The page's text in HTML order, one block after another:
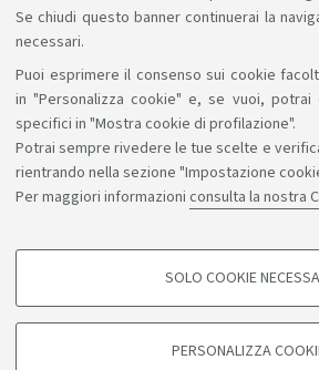
Se chiudi questo banner continuerai la
necessari.
Puoi esprimere il consenso sui cookie
in "Personalizza cookie" e, se vuoi, potrai
specifici in "Mostra cookie di profilazione".
Potrai sempre rivedere le tue scelte e
rientrando nella sezione "Impostazione
Per maggiori informazioni consulta la nostra
COOKIE DI PROFILAZIONE -
degli utenti, creare profili in base al loro
SOLO COOKIE
PERSONALIZZA
Sosteniamo il diritto alla
Seguici su: